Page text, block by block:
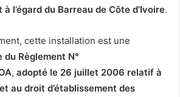
l’égard du Barreau de Côte d’Ivoire.
cette installation est une
Règlement N°
, adopté le 26 juillet 2006 relatif à
au droit d’établissement des